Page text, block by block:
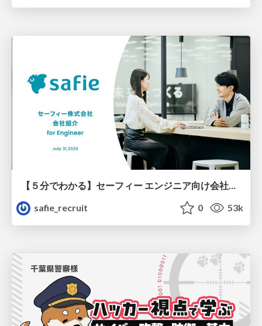
【５分でわかる】セーフィー エンジニア向け会社紹介
safie_recruit
0 53k